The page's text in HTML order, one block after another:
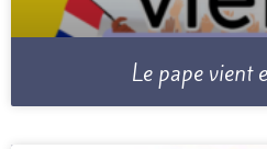
Le pape vient